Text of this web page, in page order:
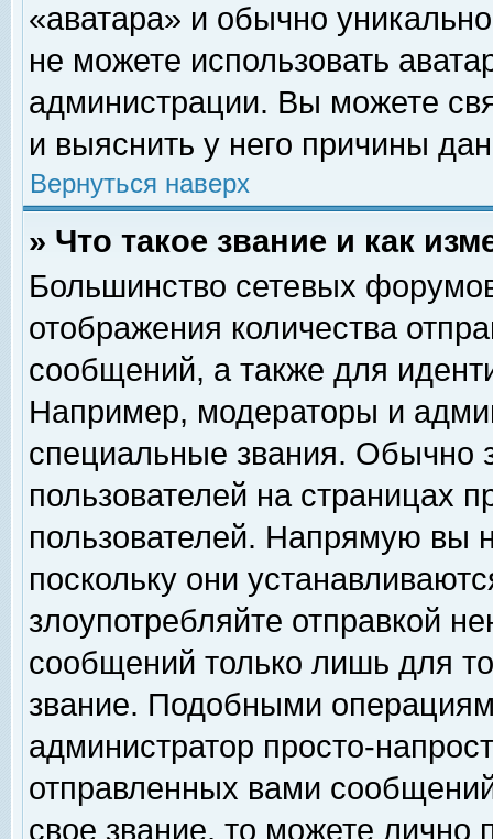
«аватара» и обычно
не можете использовать
администрации. Вы можете
и выяснить у него причины
Вернуться наверх
» Что такое звание и как
Большинство сетевых
отображения количества
сообщений, а также для
Например, модераторы и
специальные звания. Обычно
пользователей на страницах
пользователей. Напрямую вы
поскольку они
злоупотребляйте отправкой
сообщений только лишь для
звание. Подобными
администратор просто-
отправленных вами
свое звание, то можете лично